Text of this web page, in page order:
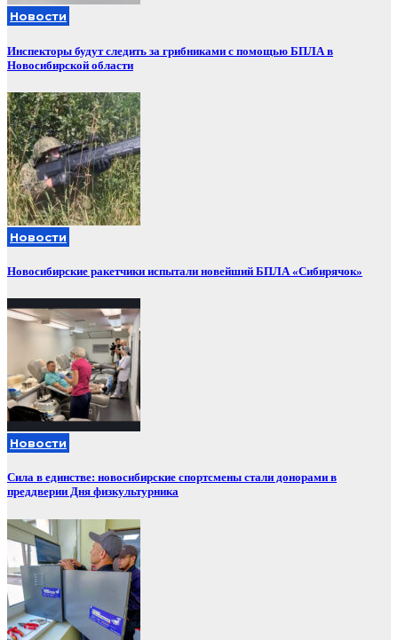
Новости
Инспекторы будут следить за грибниками с помощью БПЛА в
Новосибирской области
Новости
Новосибирские ракетчики испытали новейший БПЛА «Сибирячок»
Новости
Сила в единстве: новосибирские спортсмены стали донорами в
преддверии Дня физкультурника